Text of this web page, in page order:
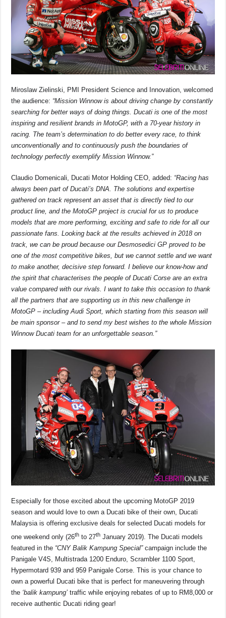
Miroslaw Zielinski, PMI President Science and Innovation, welcomed
the audience: “Mission Winnow is about driving change by constantly
searching for better ways of doing things. Ducati is one of the most
inspiring and resilient brands in MotoGP, with a 70-year history in
racing. The team’s determination to do better every race, to think
unconventionally and to continuously push the boundaries of
technology perfectly exemplify Mission Winnow.”
Claudio Domenicali, Ducati Motor Holding CEO, added: “Racing has
always been part of Ducati’s DNA. The solutions and expertise
gathered on track represent an asset that is directly tied to our
product line, and the MotoGP project is crucial for us to produce
models that are more performing, exciting and safe to ride for all our
passionate fans. Looking back at the results achieved in 2018 on
track, we can be proud because our Desmosedici GP proved to be
one of the most competitive bikes, but we cannot settle and we want
to make another, decisive step forward. I believe our know-how and
the spirit that characterises the people of Ducati Corse are an extra
value compared with our rivals. I want to take this occasion to thank
all the partners that are supporting us in this new challenge in
MotoGP – including Audi Sport, which starting from this season will
be main sponsor – and to send my best wishes to the whole Mission
Winnow Ducati team for an unforgettable season.”
Especially for those excited about the upcoming MotoGP 2019
season and would love to own a Ducati bike of their own, Ducati
Malaysia is offering exclusive deals for selected Ducati models for
one weekend only (26th to 27th January 2019). The Ducati models
featured in the “CNY Balik Kampung Special”campaign include the
Panigale V4S, Multistrada 1200 Enduro, Scrambler 1100 Sport,
Hypermotard 939 and 959 Panigale Corse. This is your chance to
own a powerful Ducati bike that is perfect for maneuvering through
the ‘balik kampung’ traffic while enjoying rebates of up to RM8,000 or
receive authentic Ducati riding gear!